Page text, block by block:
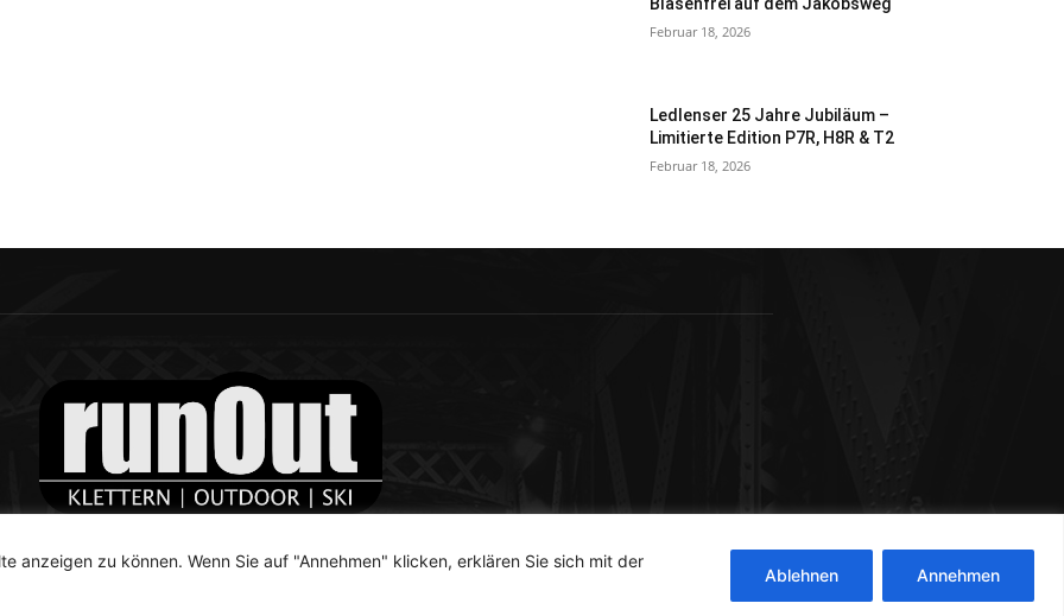
anzeigen zu können. Wenn Sie auf "Annehmen" klicken, erklären Sie sich mit der
Ablehnen Annehmen
Februar 18, 2026
Ledlenser 25 Jahre Jubiläum –
Limitierte Edition P7R, H8R & T2
Februar 18, 2026
Datenschutzerklärung Impressum